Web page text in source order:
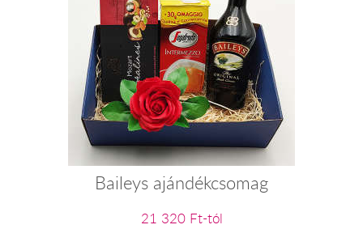
Baileys ajándékcsomag
21 320 Ft-tól